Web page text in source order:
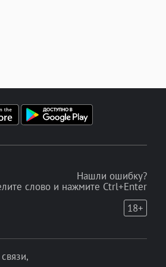
Нашли ошибку?
слово и нажмите Ctrl+Enter
18+